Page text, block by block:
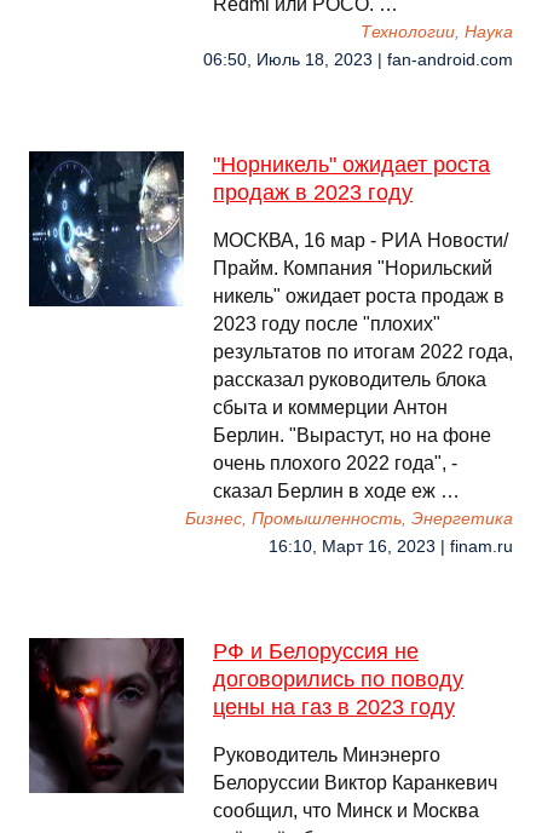
Redmi или POCO. …
Технологии, Наука
06:50, Июль 18, 2023 | fan-android.com
"Норникель" ожидает роста
продаж в 2023 году
МОСКВА, 16 мар - РИА Новости/
Прайм. Компания "Норильский
никель" ожидает роста продаж в
2023 году после "плохих"
результатов по итогам 2022 года,
рассказал руководитель блока
сбыта и коммерции Антон
Берлин. "Вырастут, но на фоне
очень плохого 2022 года", -
сказал Берлин в ходе еж …
Бизнес, Промышленность, Энергетика
16:10, Март 16, 2023 | finam.ru
РФ и Белоруссия не
договорились по поводу
цены на газ в 2023 году
Руководитель Минэнерго
Белоруссии Виктор Каранкевич
сообщил, что Минск и Москва